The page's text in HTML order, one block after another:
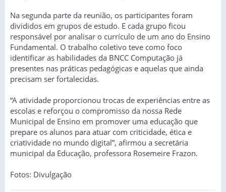
Na segunda parte da reunião, os participantes foram
divididos em grupos de estudo. E cada grupo ficou
responsável por analisar o currículo de um ano do Ensino
Fundamental. O trabalho coletivo teve como foco
identificar as habilidades da BNCC Computação já
presentes nas práticas pedagógicas e aquelas que ainda
precisam ser fortalecidas.
“A atividade proporcionou trocas de experiências entre as
escolas e reforçou o compromisso da nossa Rede
Municipal de Ensino em promover uma educação que
prepare os alunos para atuar com criticidade, ética e
criatividade no mundo digital”, afirmou a secretária
municipal da Educação, professora Rosemeire Frazon.
Fotos: Divulgação